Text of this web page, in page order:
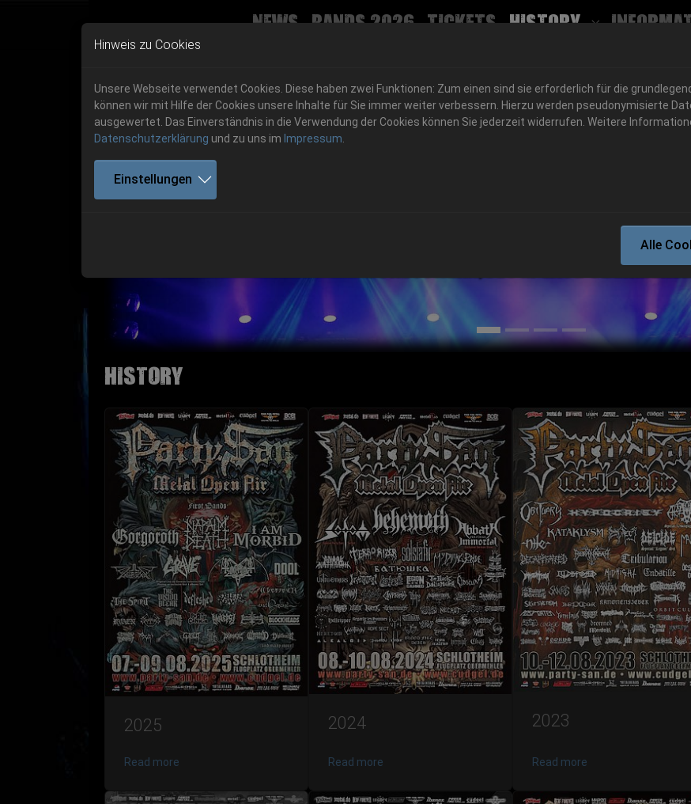
Skip to main navigation
Skip to main content
Skip to page footer
News Bands 2026 Tickets History(current)
06.-08. August 2026
Get your tickets!
06.-08. August 2026
Hell Is Here
Get your tickets!
Previous
History
2025
Read more
2024
Read more
2023
Read more
Hinweis zu Cookies
Unsere Webseite verwendet Cookies. Diese haben zwei Funktionen: Zum einen sind sie erforderlich für die
können wir mit Hilfe der Cookies unsere Inhalte für Sie immer weiter verbessern. Hierzu werden pseudonymisierte
ausgewertet. Das Einverständnis in die Verwendung der Cookies können Sie jederzeit widerrufen. Weitere
Datenschutzerklärung und zu uns im Impressum
Einstellungen
Alle